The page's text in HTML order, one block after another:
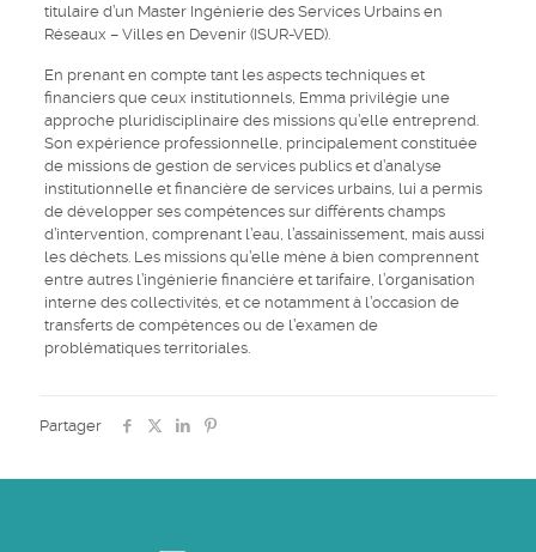
titulaire d’un Master Ingénierie des Services Urbains en
Réseaux – Villes en Devenir (ISUR-VED).
En prenant en compte tant les aspects techniques et
financiers que ceux institutionnels, Emma privilégie une
approche pluridisciplinairedes missions qu’elle entreprend
Son expérience professionnelle, principalement constituée
de missions de gestion de services publics et d’analyse
institutionnelle et financière de services urbains, lui a permis
de développer ses compétences sur différents champs
d’intervention, comprenant l’eau, l’assainissement, mais aussi
les déchets. Les missions qu’ellemène à bien comprennent
entre autres l’ingénierie financière et tarifaire, l’organisation
interne des collectivités, et ce notamment à l’occasion de
transferts de compétences ou de l’examen de
problématiques territoriales.
Partager